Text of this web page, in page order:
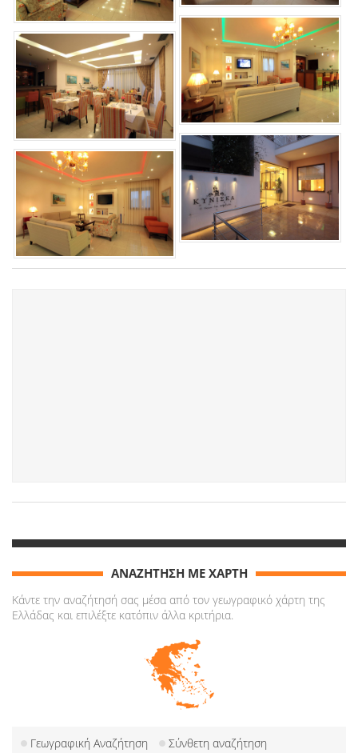
ΑΝΑΖΗΤΗΣΗ ΜΕ ΧΑΡΤΗ
Κάντε την αναζήτησή σας μέσα από τον γεωγραφικό χάρτη της
Ελλάδας και επιλέξτε κατόπιν άλλα κριτήρια.
Γεωγραφική Αναζήτηση Σύνθετη αναζήτηση